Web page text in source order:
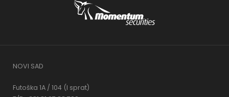
NOVI SAD
Futoška 1A / 104 (I sprat)